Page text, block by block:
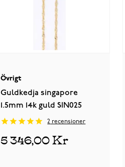
Övrigt
Guldkedja singapore
1.5mm 14k guld SIN025
2 recensioner
5 346,00 Kr